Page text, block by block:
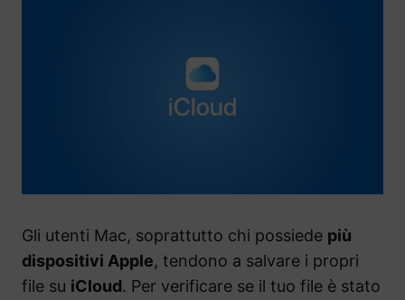
Gli utenti Mac, soprattutto chi possiede più
dispositivi Apple, tendono a salvare i propri
file su iCloud. Per verificare se il tuo file è stato